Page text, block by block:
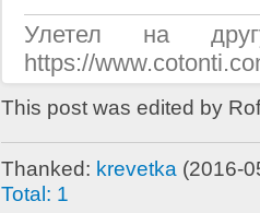
Улетел на
https://
This post was edited by
Thanked: krevetka (2016-
Total: 1